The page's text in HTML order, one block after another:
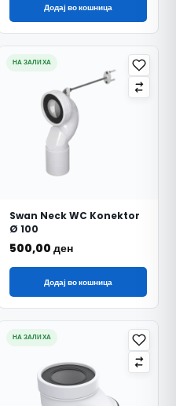
Додај во кошница
НА ЗАЛИХА
Swan Neck WC Konektor
Ø 100
500,00 ден
Додај во кошница
НА ЗАЛИХА